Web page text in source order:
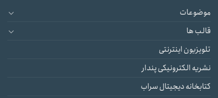
موضوعات
قالب ها
تلویزیون اینترنتی
نشریه الکترونیکی پندار
کتابخانه دیجیتال سراب